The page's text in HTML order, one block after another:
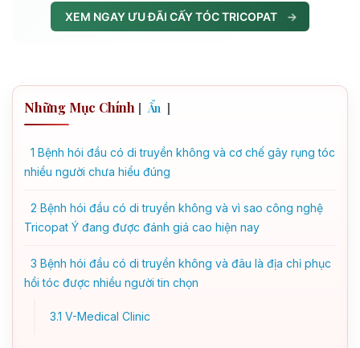
XEM NGAY ƯU ĐÃI CẤY TÓC TRICOPAT →
Những Mục Chính [ Ẩn ]
1 Bệnh hói đầu có di truyền không và cơ chế gây rụng tóc
nhiều người chưa hiểu đúng
2 Bệnh hói đầu có di truyền không và vì sao công nghệ
Tricopat Ý đang được đánh giá cao hiện nay
3 Bệnh hói đầu có di truyền không và đâu là địa chỉ phục
hồi tóc được nhiều người tin chọn
3.1 V-Medical Clinic